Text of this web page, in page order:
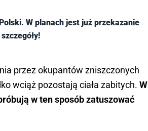
W planach jest już przekazanie
przez okupantów zniszczonych
wciąż pozostają ciała zabitych. W
w ten sposób zatuszować